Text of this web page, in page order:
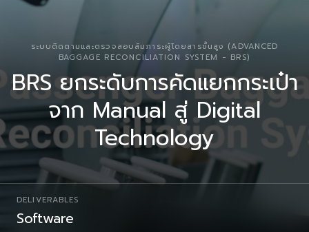
ระบบติดตามและตรวจสอบสัมภาระผู้โดยสารขั้นสูง (ADVANCED
BAGGAGE RECONCILIATION SYSTEM - BRS)
BRS ยกระดับการคัดแยกกระเป๋า
จาก Manual สู่ Digital
Technology
DELIVERABLES
Software